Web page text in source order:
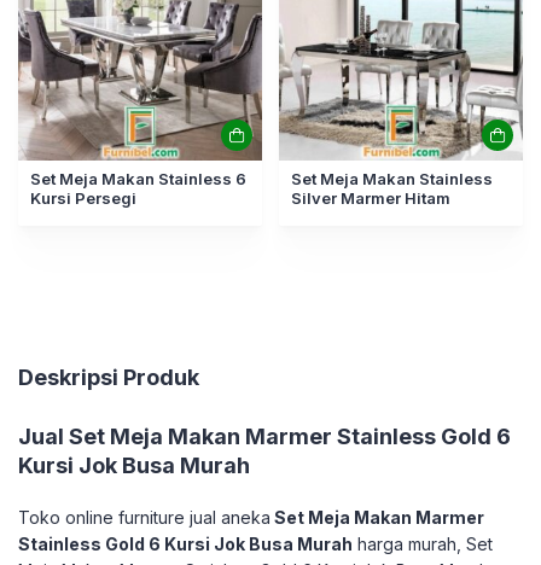
Set Meja Makan Stainless 6
Kursi Persegi
Set Meja Makan Stainless
Silver Marmer Hitam
Deskripsi Produk
Jual Set Meja Makan Marmer Stainless Gold 6
Kursi Jok Busa Murah
Toko online furniture jual aneka Set Meja Makan Marmer
Stainless Gold 6 Kursi Jok Busa Murah harga murah, Set